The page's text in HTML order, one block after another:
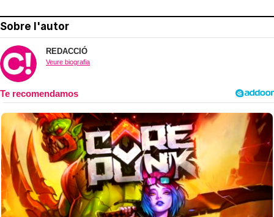
Sobre l'autor
REDACCIÓ
Veure biografia